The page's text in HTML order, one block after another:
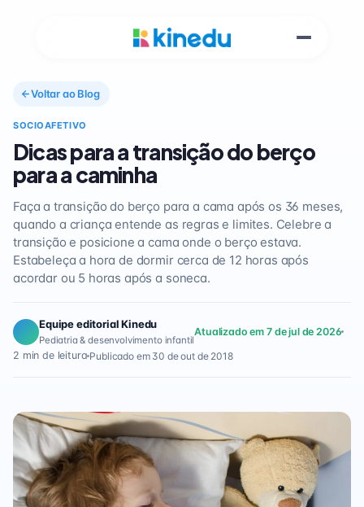
Voltar ao Blog
SOCIOAFETIVO
Dicas para a transição do berço
para a caminha
Faça a transição do berço para a cama após os 36 meses,
quando a criança entende as regras e limites. Celebre a
transição e posicione a cama onde o berço estava.
Estabeleça a hora de dormir cerca de 12 horas após
acordar ou 5 horas após a soneca.
Equipe editorial Kinedu
Pediatria & desenvolvimento infantil
Atualizado em 7 de jul de 2026
2 min de leitura Publicado em 30 de out de 2018